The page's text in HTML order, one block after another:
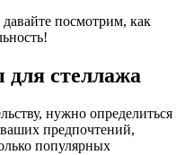
посмотрим, как
стеллажа
нужно определиться
предпочтений,
популярных